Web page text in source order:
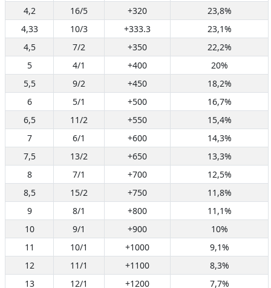
4,2
16/5 +320
23,8%
4,33
10/3 +333.3
23,1%
4,5
7/2 +350
22,2%
5
4/1 +400
20%
5,5
9/2 +450
18,2%
6
5/1 +500
16,7%
6,5
11/2 +550
15,4%
7
6/1 +600
14,3%
7,5
13/2 +650
13,3%
8
7/1 +700
12,5%
8,5
15/2 +750
11,8%
9
8/1 +800
11,1%
10
9/1 +900
10%
11
10/1 +1000
9,1%
12
11/1 +1100
8,3%
13
12/1 +1200 7,7%